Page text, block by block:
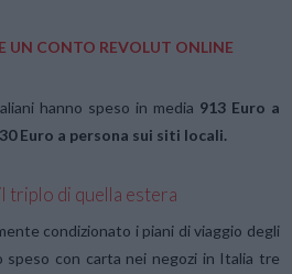
UN CONTO REVOLUT ONLINE
hanno speso in media 913 Euro a
Euro a persona sui siti locali.
triplo di quella estera
condizionato i piani di viaggio degli
speso con carta nei negozi in Italia tre